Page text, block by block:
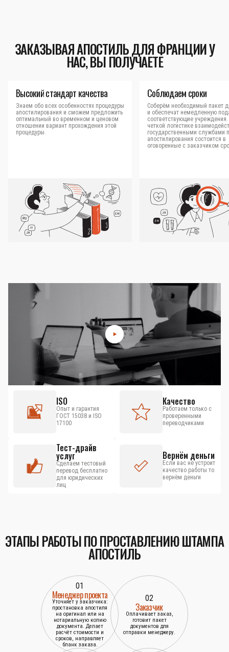
ЗАКАЗЫВАЯ АПОСТИЛЬ ДЛЯ ФРАНЦИИ У
НАС, ВЫ ПОЛУЧАЕТЕ
Высокий стандарт качества
Знаем обо всех особенностях процедуры
апостилирования и сможем предложить
оптимальный во временном и ценовом
отношении вариант прохождения этой
процедуры.
Соблюдаем сроки
Соберём необходимый пакет
и обеспечат немедленную
соответствующие
четкой логистике
государственными службами
апостилирования состоится в
оговоренные с заказчиком
ISO
Опыт и гарантия
ГОСТ 15038 и ISO
17100
Качество
Работаем только с
проверенными
переводчиками
Тест-драйв
услуг
Сделаем тестовый
перевод бесплатно
для юридических
лиц
Вернём деньги
Если вас не устроит
качество работы то
вернём деньги
ЭТАПЫ РАБОТЫ ПО ПРОСТАВЛЕНИЮ ШТАМПА
АПОСТИЛЬ
01
Менеджер проекта
Уточняет у заказчика:
простановка апостиля
на оригинал или на
нотариальную копию
документа. Делает
расчёт стоимости и
сроков, направляет
бланк заказа.
02
Заказчик
Оплачивает заказ,
готовит пакет
документов для
отправки менеджеру.